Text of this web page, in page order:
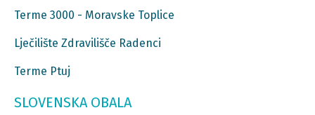
Terme 3000 - Moravske Toplice
Lječilište Zdravilišče Radenci
Terme Ptuj
SLOVENSKA OBALA